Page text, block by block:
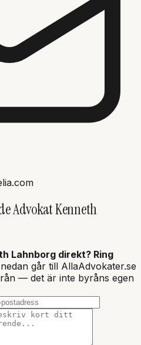
Advokat Kenneth
Lahnborg direkt? Ring
går till AllaAdvokater.se
— det är inte byråns egen